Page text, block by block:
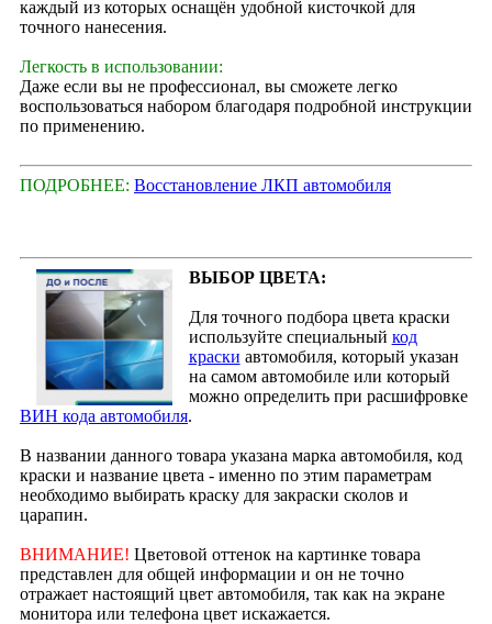
каждый из которых оснащён удобной кисточкой для
точного нанесения.
Легкость в использовании:
Даже если вы не профессионал, вы сможете легко
воспользоваться набором благодаря подробной инструкции
по применению.
ПОДРОБНЕЕ: Восстановление ЛКП автомобиля
ВЫБОР ЦВЕТА:
Для точного подбора цвета краски
используйте специальный код
краски автомобиля, который указан
на самом автомобиле или который
можно определить при расшифровке
ВИН кода автомобиля.
В названии данного товара указана марка автомобиля, код
краски и название цвета - именно по этим параметрам
необходимо выбирать краску для закраски сколов и
царапин.
ВНИМАНИЕ! Цветовой оттенок на картинке товара
представлен для общей информации и он не точно
отражает настоящий цвет автомобиля, так как на экране
монитора или телефона цвет искажается.